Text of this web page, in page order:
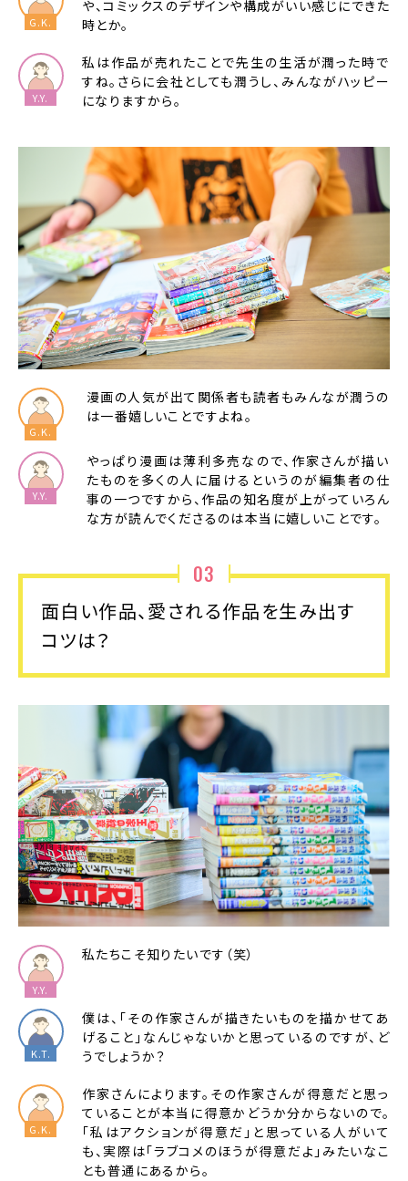
や、コミックスのデザインや構成がいい感じにできた
時とか。
私は作品が売れたことで先生の生活が潤った時で
すね。さらに会社としても潤うし、みんながハッピー
になりますから。
漫画の人気が出て関係者も読者もみんなが潤うの
は一番嬉しいことですよね。
やっぱり漫画は薄利多売なので、作家さんが描い
たものを多くの人に届けるというのが編集者の仕
事の一つですから、作品の知名度が上がっていろん
な方が読んでくださるのは本当に嬉しいことです。
03
面白い作品、愛される作品を生み出す
コツは？
私たちこそ知りたいです（笑）
僕は、「その作家さんが描きたいものを描かせてあ
げること」なんじゃないかと思っているのですが、ど
うでしょうか？
作家さんによります。その作家さんが得意だと思っ
ていることが本当に得意かどうか分からないので。
「私はアクションが得意だ」と思っている人がいて
も、実際は「ラブコメのほうが得意だよ」みたいなこ
とも普通にあるから。